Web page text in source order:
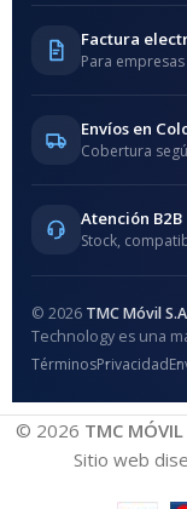
Factura
Para
Envíos en
Cobertura
Atención B2B
Stock,
© 2026 TMC Móvil
Technology es una
TérminosPrivacidad
© 2026 TMC MÓVIL
Sitio web